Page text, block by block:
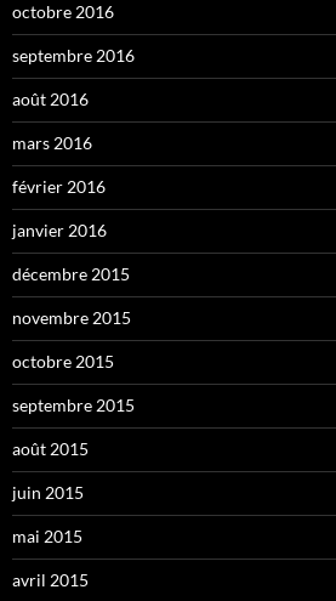
octobre 2016
septembre 2016
août 2016
mars 2016
février 2016
janvier 2016
décembre 2015
novembre 2015
octobre 2015
septembre 2015
août 2015
juin 2015
mai 2015
avril 2015